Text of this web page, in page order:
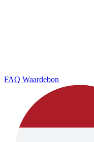
FAQ Waardebon